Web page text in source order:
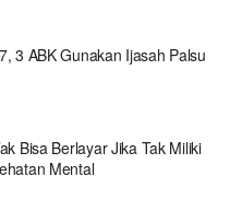
3 ABK Gunakan Ijasah Palsu
Bisa Berlayar Jika Tak Miliki
Mental